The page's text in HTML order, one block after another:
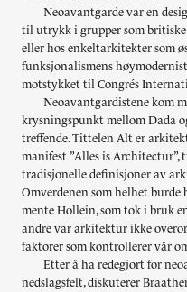
Neoavantgarde var en
til utrykk i grupper som
eller hos enkeltarkitekter som
funksjonalismens
motstykket til Congrés
Neoavantgardistene kom
krysningspunkt mellom Dada
treffende. Tittelen Alt er
manifest ”Alles is
tradisjonelle definisjoner av
Omverdenen som helhet
mente Hollein, som tok i bruk
andre var arkitektur ikke
faktorer som kontrollerer vår
Etter å ha redegjort for
nedslagsfelt, diskuterer